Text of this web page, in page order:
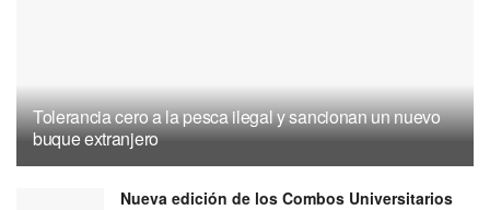
Tolerancia cero a la pesca ilegal y sancionan un nuevo
buque extranjero
Nueva edición de los Combos Universitarios